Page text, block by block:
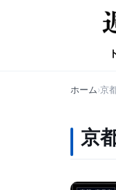
ホーム 京
京